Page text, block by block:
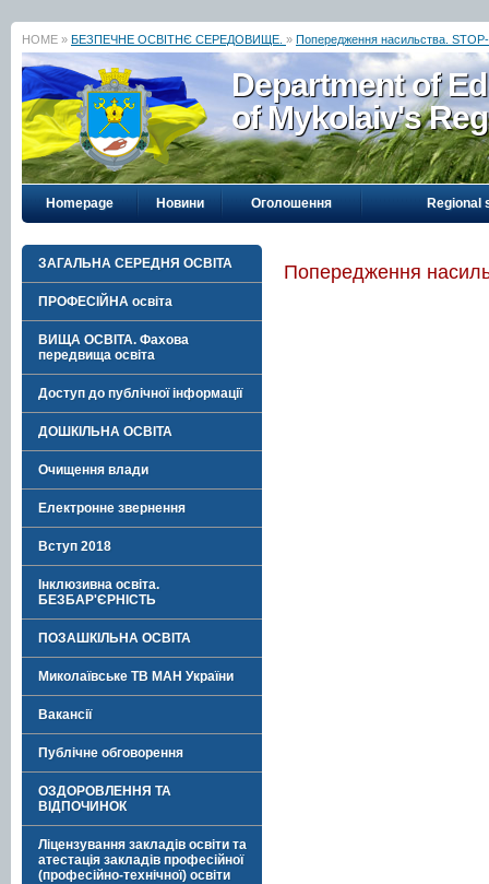
HOME » БЕЗПЕЧНЕ ОСВІТНЄ СЕРЕДОВИЩЕ. » Попередження насильства. STOP-
Department of
of Mykolaiv's
Homepage Новини Оголошення Regional
ЗАГАЛЬНА СЕРЕДНЯ ОСВІТА
ПРОФЕСІЙНА освіта
ВИЩА ОСВІТА. Фахова
передвища освіта
Доступ до публічної інформації
ДОШКІЛЬНА ОСВІТА
Очищення влади
Електронне звернення
Вступ 2018
Інклюзивна освіта.
БЕЗБАР'ЄРНІСТЬ
ПОЗАШКІЛЬНА ОСВІТА
Миколаївське ТВ МАН України
Вакансії
Публічне обговорення
ОЗДОРОВЛЕННЯ ТА
ВІДПОЧИНОК
Ліцензування закладів освіти та
атестація закладів професійної
(професійно-технічної) освіти
Попередження